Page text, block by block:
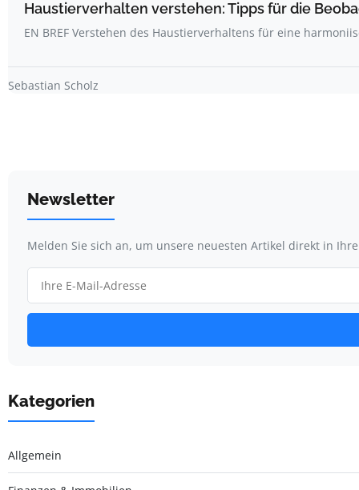
Haustierverhalten verstehen: Tipps für die
EN BREF Verstehen des Haustierverhaltens für eine
Sebastian Scholz
Newsletter
Melden Sie sich an, um unsere neuesten Artikel direkt in
Kategorien
Allgemein